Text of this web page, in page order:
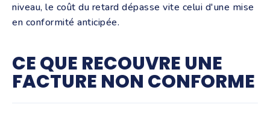
niveau, le coût du retard dépasse vite celui d'une mise
en conformité anticipée.
CE QUE RECOUVRE UNE
FACTURE NON CONFORME